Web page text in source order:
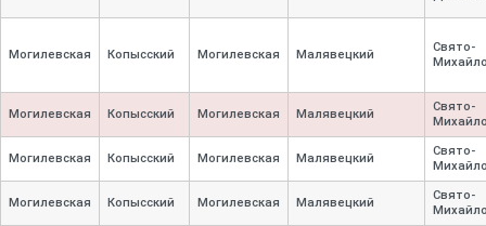
Могилевская Копысский Могилевская Малявецкий
Свято-
Могилевская Копысский Могилевская Малявецкий
Свято-
Могилевская Копысский Могилевская Малявецкий
Свято-
Могилевская Копысский Могилевская Малявецкий
Свято-